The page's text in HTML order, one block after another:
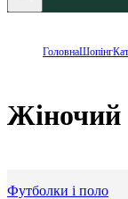
ГоловнаШопінг
Жіночий
Футболки і поло